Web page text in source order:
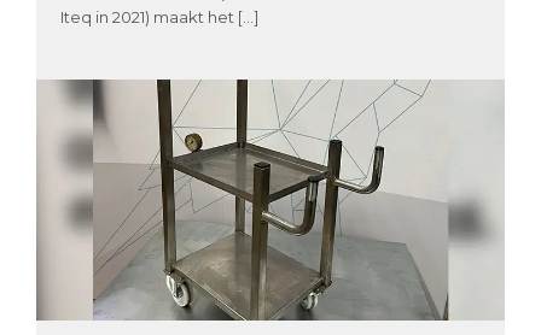
Iteq in 2021) maakt het […]